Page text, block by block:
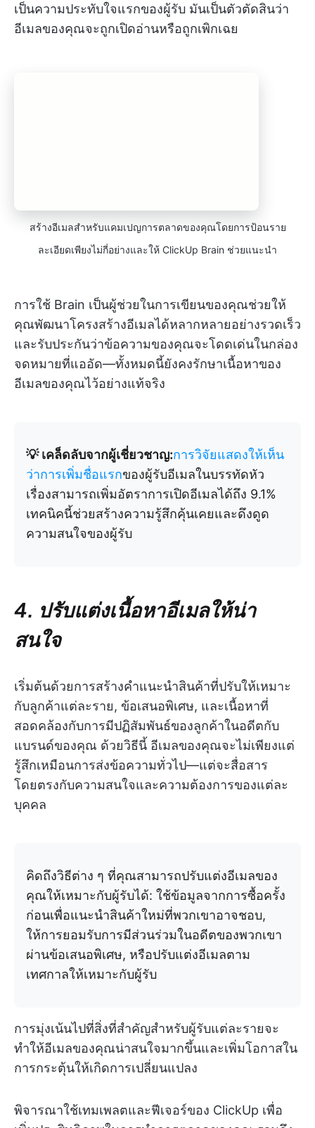
เป็นความประทับใจแรกของผู้รับ มันเป็นตัวตัดสินว่า
อีเมลของคุณจะถูกเปิดอ่านหรือถูกเพิกเฉย
สร้างอีเมลสำหรับแคมเปญการตลาดของคุณโดยการป้อนราย
ละเอียดเพียงไม่กี่อย่างและให้ ClickUp Brain ช่วยแนะนำ
การใช้ Brain เป็นผู้ช่วยในการเขียนของคุณช่วยให้
คุณพัฒนาโครงสร้างอีเมลได้หลากหลายอย่างรวดเร็ว
และรับประกันว่าข้อความของคุณจะโดดเด่นในกล่อง
จดหมายที่แออัด—ทั้งหมดนี้ยังคงรักษาเนื้อหาของ
อีเมลของคุณไว้อย่างแท้จริง
💡 เคล็ดลับจากผู้เชี่ยวชาญ:การวิจัยแสดงให้เห็น
ว่าการเพิ่มชื่อแรกของผู้รับอีเมลในบรรทัดหัว
เรื่องสามารถเพิ่มอัตราการเปิดอีเมลได้ถึง 9.1%
เทคนิคนี้ช่วยสร้างความรู้สึกคุ้นเคยและดึงดูด
ความสนใจของผู้รับ
4. ปรับแต่งเนื้อหาอีเมลให้น่า
สนใจ
เริ่มต้นด้วยการสร้างคำแนะนำสินค้าที่ปรับให้เหมาะ
กับลูกค้าแต่ละราย, ข้อเสนอพิเศษ, และเนื้อหาที่
สอดคล้องกับการมีปฏิสัมพันธ์ของลูกค้าในอดีตกับ
แบรนด์ของคุณ ด้วยวิธีนี้ อีเมลของคุณจะไม่เพียงแต่
รู้สึกเหมือนการส่งข้อความทั่วไป—แต่จะสื่อสาร
โดยตรงกับความสนใจและความต้องการของแต่ละ
บุคคล
คิดถึงวิธีต่าง ๆ ที่คุณสามารถปรับแต่งอีเมลของ
คุณให้เหมาะกับผู้รับได้: ใช้ข้อมูลจากการซื้อครั้ง
ก่อนเพื่อแนะนำสินค้าใหม่ที่พวกเขาอาจชอบ,
ให้การยอมรับการมีส่วนร่วมในอดีตของพวกเขา
ผ่านข้อเสนอพิเศษ, หรือปรับแต่งอีเมลตาม
เทศกาลให้เหมาะกับผู้รับ
การมุ่งเน้นไปที่สิ่งที่สำคัญสำหรับผู้รับแต่ละรายจะ
ทำให้อีเมลของคุณน่าสนใจมากขึ้นและเพิ่มโอกาสใน
การกระตุ้นให้เกิดการเปลี่ยนแปลง
พิจารณาใช้เทมเพลตและฟีเจอร์ของ ClickUp เพื่อ